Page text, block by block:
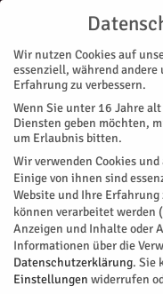
Start Stadtteile Jülich
STADTTEILE JÜLICH
„Tierisch was
Spurensuche
Der pensionierte Förster
sein Wissen über das
Von Museum Zitadelle- September
Wir nutzen Cookies auf
essenziell, während
Erfahrung zu verbessern.
Wenn Sie unter 16 Jahre
Diensten geben möchten,
um Erlaubnis bitten.
Wir verwenden Cookies
Einige von ihnen sind
Website und Ihre Erfahrung
können verarbeitet werden
Anzeigen und Inhalte oder
Informationen über die
Datenschutzerklärung. Sie
Einstellungen widerrufen